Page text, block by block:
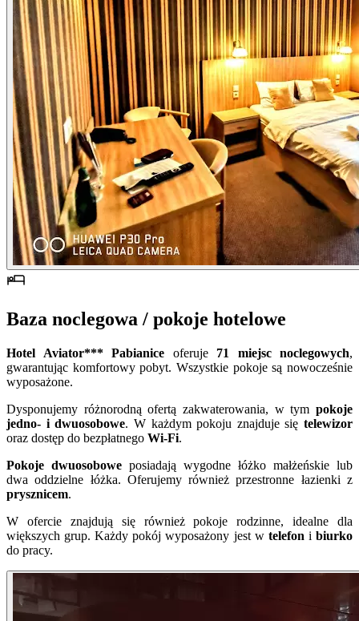
Baza noclegowa / pokoje hotelowe
Hotel Aviator*** Pabianice oferuje 71 miejsc noclegowych,
gwarantując komfortowy pobyt. Wszystkie pokoje są nowocześnie
wyposażone.
Dysponujemy różnorodną ofertą zakwaterowania, w tym pokoje
jedno- i dwuosobowe. W każdym pokoju znajduje się telewizor
oraz dostęp do bezpłatnego Wi-Fi.
Pokoje dwuosobowe posiadają wygodne łóżko małżeńskie lub
dwa oddzielne łóżka. Oferujemy również przestronne łazienki z
prysznicem.
W ofercie znajdują się również pokoje rodzinne, idealne dla
większych grup. Każdy pokój wyposażony jest w telefon ibiurko
do pracy.